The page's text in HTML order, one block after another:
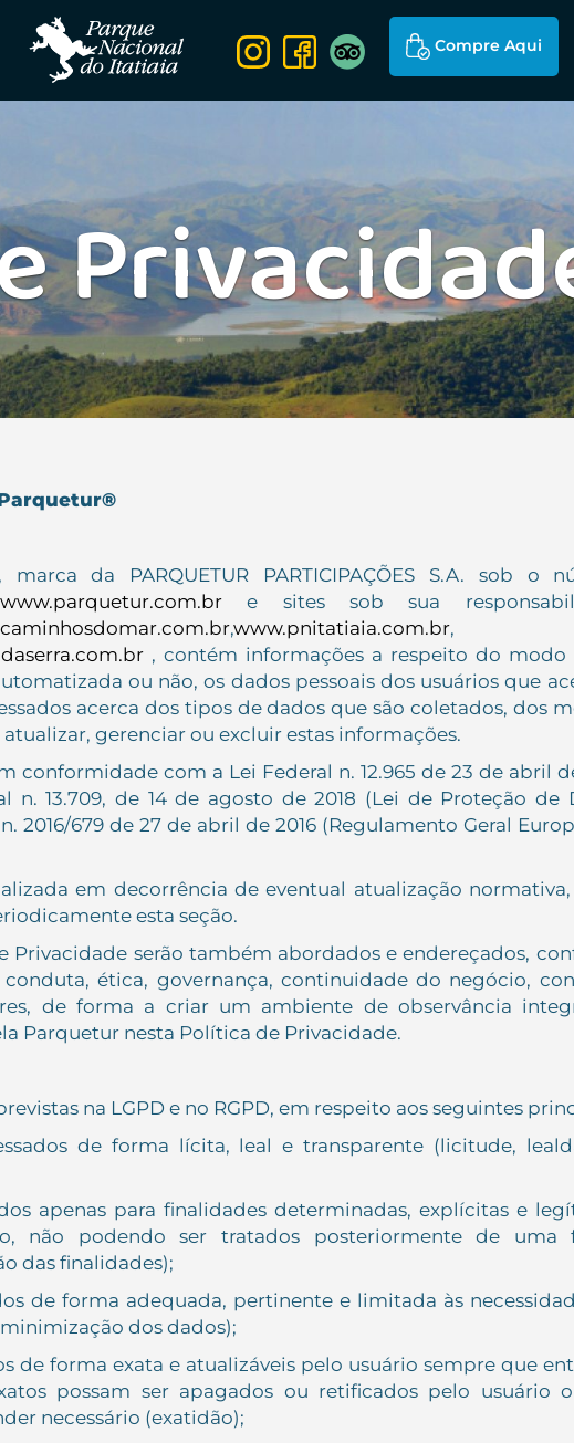
Compre Aqui
da PARQUETUR PARTICIPAÇÕES S.A. sob o
www.parquetur.com.bre sites sob sua
,www.pnitatiaia.com.br,
, contém informações a respeito do modo
ou não, os dados pessoais dos usuários que
acerca dos tipos de dados que são coletados, dos
gerenciar ou excluir estas informações.
conformidade com a Lei Federal n. 12.965 de 23 de abril
n. 13.709, de 14 de agosto de 2018 (Lei de Proteção de
2016/679 de 27 de abril de 2016 (Regulamento Geral
em decorrência de eventual atualização normativa,
esta seção.
Privacidade serão também abordados e endereçados,
ética, governança, continuidade do negócio,
de forma a criar um ambiente de observância
Parquetur nesta Política de Privacidade.
na LGPD e no RGPD, em respeito aos seguintes
de forma lícita, leal e transparente (licitude,
apenas para finalidades determinadas, explícitas e
não podendo ser tratados posteriormente de uma
das finalidades);
de forma adequada, pertinente e limitada às
dos dados);
de forma exata e atualizáveis pelo usuário sempre que
possam ser apagados ou retificados pelo usuário
necessário (exatidão);